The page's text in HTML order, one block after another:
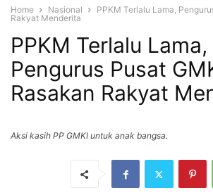
Home Nasional
PPKM Terlalu Lama,
Rakyat Menderita
PPKM Terlalu Lama,
Pengurus Pusat
Rasakan Rakyat
Aksi kasih PP GMKI untuk anak bangsa.